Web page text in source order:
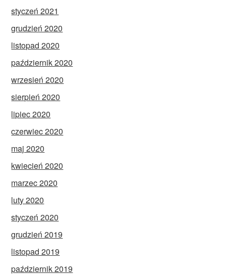
styczeń 2021
grudzień 2020
listopad 2020
październik 2020
wrzesień 2020
sierpień 2020
lipiec 2020
czerwiec 2020
maj 2020
kwiecień 2020
marzec 2020
luty 2020
styczeń 2020
grudzień 2019
listopad 2019
październik 2019